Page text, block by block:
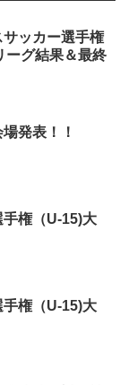
ッカー選手権
ーグ結果＆最終
発表！！
手権（U-15)大
手権（U-15)大